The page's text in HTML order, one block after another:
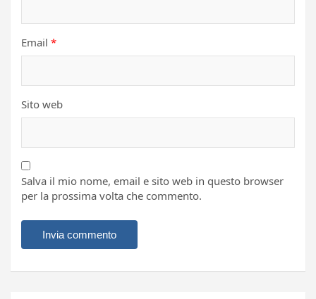
Email *
Sito web
Salva il mio nome, email e sito web in questo browser
per la prossima volta che commento.